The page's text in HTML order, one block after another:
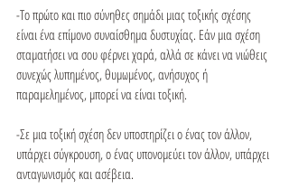
-Το πρώτο και πιο σύνηθες σημάδι μιας τοξικής σχέσης
είναι ένα επίμονο συναίσθημα δυστυχίας. Εάν μια σχέση
σταματήσει να σου φέρνει χαρά, αλλά σε κάνει να νιώθεις
συνεχώς λυπημένος, θυμωμένος, ανήσυχος ή
παραμελημένος, μπορεί να είναι τοξική.
-Σε μια τοξική σχέση δεν υποστηρίζει ο ένας τον άλλον,
υπάρχει σύγκρουση, ο ένας υπονομεύει τον άλλον, υπάρχει
ανταγωνισμός και ασέβεια.